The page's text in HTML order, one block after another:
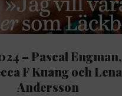
– Pascal Engman,
F Kuang och Lena
Andersson